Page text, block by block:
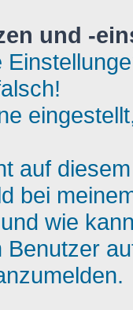
und -
auf
bei
wie
Benutzer